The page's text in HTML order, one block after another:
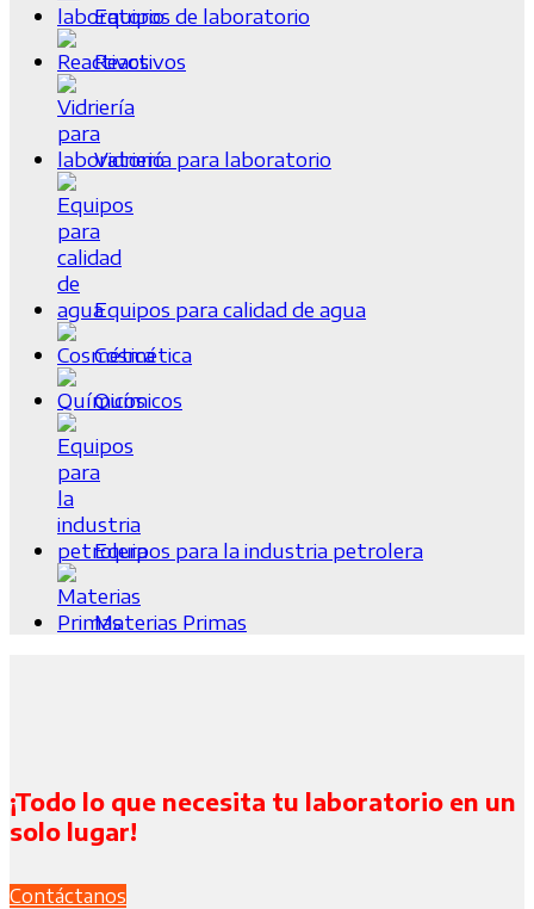
Equipos de laboratorio
Reactivos
Vidriería para laboratorio
Equipos para calidad de agua
Cosmética
Químicos
Equipos para la industria petrolera
Materias Primas
¡Todo lo que necesita tu laboratorio en un
solo lugar!
Contáctanos